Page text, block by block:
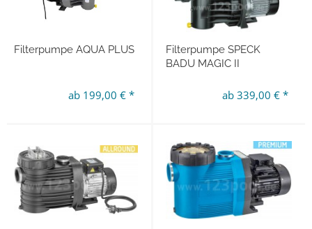
Filterpumpe AQUA PLUS
ab 199,00 € *
Filterpumpe SPECK
BADU MAGIC II
ab 339,00 € *